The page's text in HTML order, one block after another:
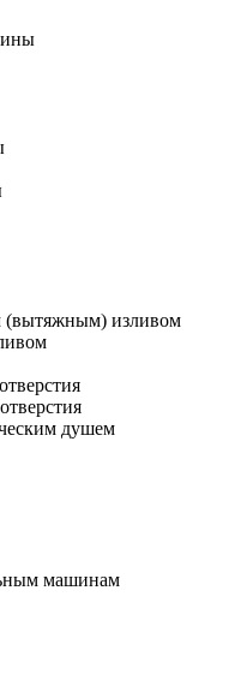
(вытяжным) изливом
душем
машинам